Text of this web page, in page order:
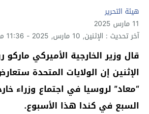
هيئة التحرير
11 مارس 2025
آخر تحديث : الإثنين, 10 مارس, 2025 - 11:36 مساءً
قال وزير الخارجية الأميركي
الإثنين إن الولايات المتحدة
“معاد” لروسيا في اجتماع وزراء
السبع في كندا هذا الأسبوع.